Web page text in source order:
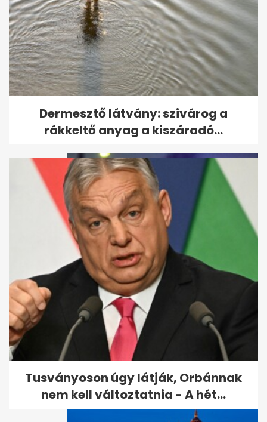
Robbanás után hatalmas tűz a
Soroksári úton
Megölték az amerikai nőt, aki
eltűnt a bulinegyedben
Dermesztő látvány: szivárog a
rákkeltő anyag a kiszáradó...
Tusványoson úgy látják, Orbánnak
nem kell változtatnia - A hét...